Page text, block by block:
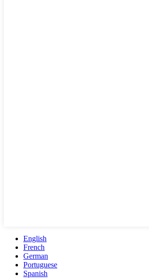
English
French
German
Portuguese
Spanish